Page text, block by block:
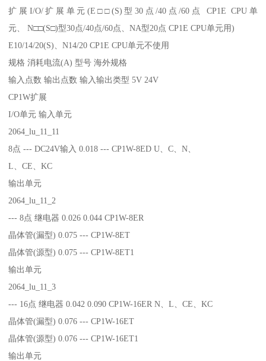
扩展I/O/扩展单元(E□□(S)型30点/40点/60点 CP1E CPU单
元、 N□□(S□)型30点/40点/60点、NA型20点 CP1E CPU单元用)
E10/14/20(S)、N14/20 CP1E CPU单元不使用
规格 消耗电流(A) 型号 海外规格
输入点数 输出点数 输入输出类型 5V 24V
CP1W扩展
I/O单元 输入单元
2064_lu_11_11
8点 --- DC24V输入 0.018 --- CP1W-8ED U、C、N、
L、CE、KC
输出单元
2064_lu_11_2
--- 8点 继电器 0.026 0.044 CP1W-8ER
晶体管(漏型) 0.075 --- CP1W-8ET
晶体管(源型) 0.075 --- CP1W-8ET1
输出单元
2064_lu_11_3
--- 16点 继电器 0.042 0.090 CP1W-16ER N、L、CE、KC
晶体管(漏型) 0.076 --- CP1W-16ET
晶体管(源型) 0.076 --- CP1W-16ET1
输出单元